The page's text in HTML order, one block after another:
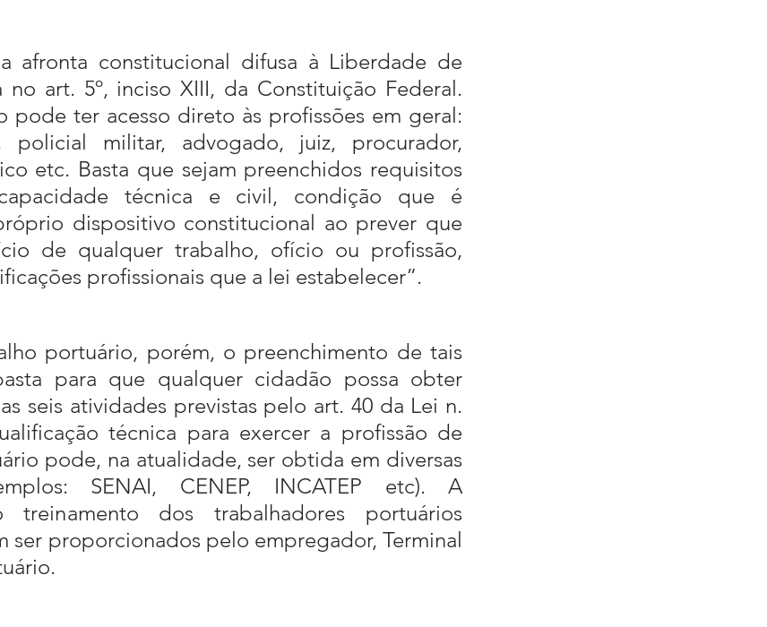
afronta constitucional difusa à Liberdade de
no art. 5º, inciso XIII, da Constituição Federal.
pode ter acesso direto às profissões em geral:
militar, advogado, juiz, procurador,
etc. Basta que sejam preenchidos requisitos
técnica e civil, condição que é
dispositivo constitucional ao prever que
de qualquer trabalho, ofício ou profissão,
profissionais que a lei estabelecer”.
portuário, porém, o preenchimento de tais
para que qualquer cidadão possa obter
seis atividades previstas pelo art. 40 da Lei n.
técnica para exercer a profissão de
pode, na atualidade, ser obtida em diversas
SENAI, CENEP, INCATEP etc). A
dos trabalhadores portuários
ser proporcionados pelo empregador, Terminal